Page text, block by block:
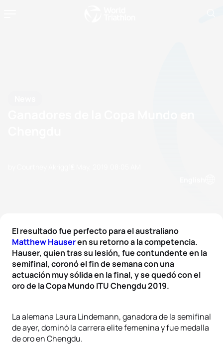
El resultado fue perfecto para el australiano
Matthew Hauseren su retorno a la competencia.
Hauser, quien tras su lesión, fue contundente en la
semifinal, coronó el fin de semana con una
actuación muy sólida en la final, y se quedó con el
oro de la Copa Mundo ITU Chengdu 2019.
La alemana Laura Lindemann, ganadora de la semifinal
de ayer, dominó la carrera elite femenina y fue medalla
de oro en Chengdu.